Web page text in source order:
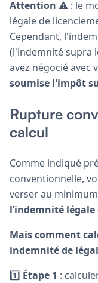
Attention ⚠️ : le
légale de
Cependant,
(l'indemnité supra
avez négocié avec
soumise l'impôt
Rupture
calcul
Comme indiqué
conventionnelle,
verser au minimum
l’indemnité
Mais comment
indemnité de
1️⃣ Étape 1 :